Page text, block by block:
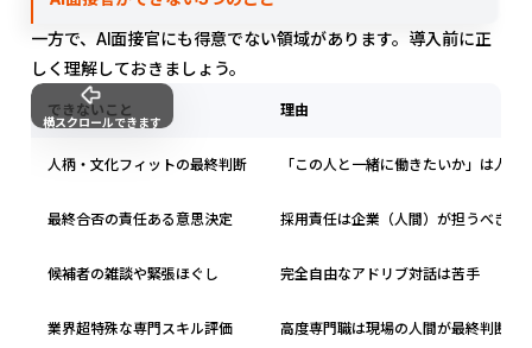
一方で、AI面接官にも得意でない領域があります。導入前に正
しく理解しておきましょう。
横スクロールできます
できないこと
人柄・文化フィットの最終判断
最終合否の責任ある意思決定
候補者の雑談や緊張ほぐし
業界超特殊な専門スキル評価
理由
「この人と一緒に働きたいか」は人間
採用責任は企業（人間）が担うべき
完全自由なアドリブ対話は苦手
高度専門職は現場の人間が最終判断す